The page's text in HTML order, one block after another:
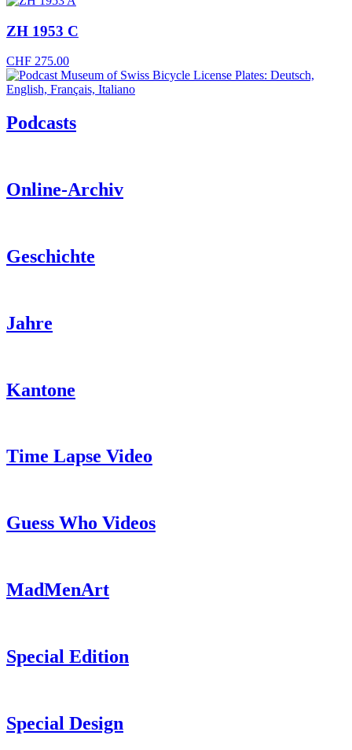
ZH 1953 C
CHF 275.00
Podcasts
Online-Archiv
Geschichte
Jahre
Kantone
Time Lapse Video
Guess Who Videos
MadMenArt
Special Edition
Special Design